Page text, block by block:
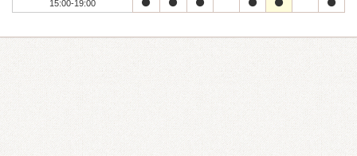
15:00-19:00